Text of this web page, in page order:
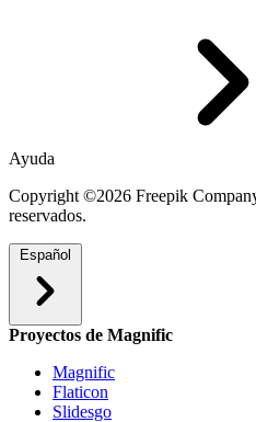
Ayuda
Copyright ©2026 Freepik
reservados.
Español
Proyectos de Magnific
Magnific
Flaticon
Slidesgo